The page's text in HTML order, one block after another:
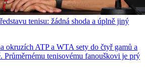
tenisu: žádná shoda a úplně jiný
okruzích ATP a WTA sety do čtyř gamů a
Průměrnému tenisovému fanouškovi je prý